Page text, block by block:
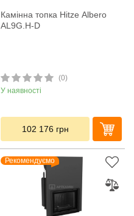
Камінна топка Hitze Albero
AL9G.H-D
(0)
У наявності
102 176 грн
Рекомендуємо